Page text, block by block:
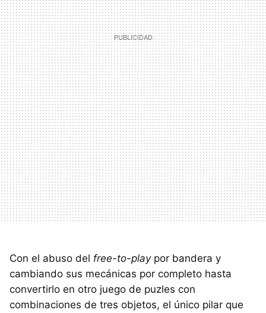
Con el abuso del free-to-playpor bandera y
cambiando sus mecánicas por completo hasta
convertirlo en otro juego de puzles con
combinaciones de tres objetos, el único pilar que